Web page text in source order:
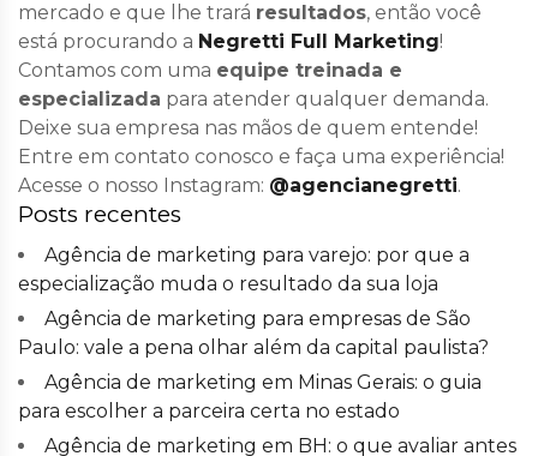
mercado e que lhe trará resultados, então você
está procurando a Negretti Full Marketing!
Contamos com uma equipe treinada e
especializada para atender qualquer demanda.
Deixe sua empresa nas mãos de quem entende!
Entre em contato conosco e faça uma experiência!
Acesse o nosso Instagram: @agencianegretti.
Posts recentes
Agência de marketing para varejo: por que a
especialização muda o resultado da sua loja
Agência de marketing para empresas de São
Paulo: vale a pena olhar além da capital paulista?
Agência de marketing em Minas Gerais: o guia
para escolher a parceira certa no estado
Agência de marketing em BH: o que avaliar antes